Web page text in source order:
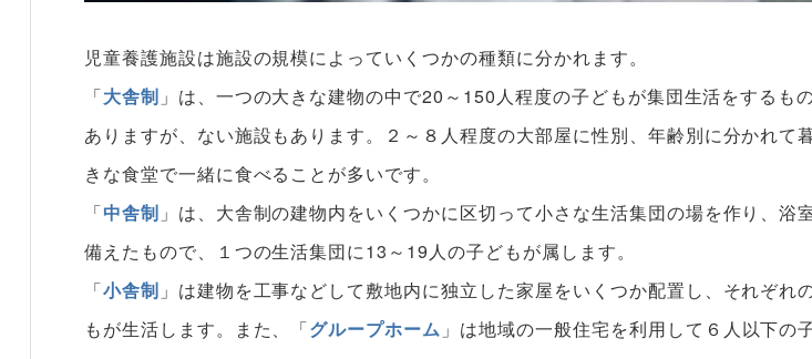
児童養護施設は施設の規模によっていくつかの種類に分かれます。
「大舎制 」は、一つの大きな建物の中で20～150人程度の子どもが集団生活をするも
ありますが、ない施設もあります。２～８人程度の大部屋に性別、年齢別に分かれて
きな食堂で一緒に食べることが多いです。
「中舎制 」は、大舎制の建物内をいくつかに区切って小さな生活集団の場を作り、浴
備えたもので、１つの生活集団に13～19人の子どもが属します。
「小舎制 」は建物を工事などして敷地内に独立した家屋をいくつか配置し、それぞれ
もが生活します。また、「グループホーム 」は地域の一般住宅を利用して６人以下の